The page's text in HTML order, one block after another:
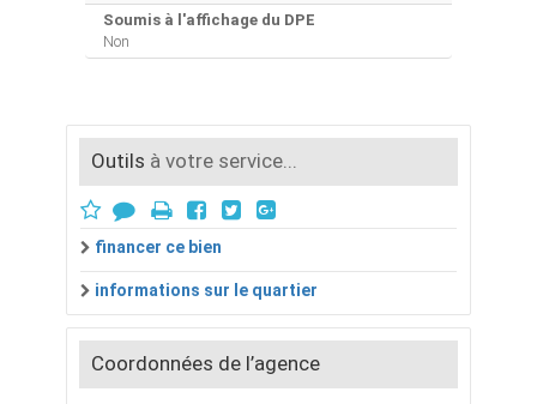
Soumis à l'affichage du DPE
Non
Outils à votre service...
financer ce bien
informations sur le quartier
Coordonnées de l’agence